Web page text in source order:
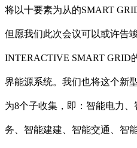
将以十要素为从的SMART
但愿我们此次会议可以或许告
INTERACTIVE SMART GRID
界能源系统。我们也将这个新
为8个子收集，即：智能电力
务、智能建建、智能交通、智